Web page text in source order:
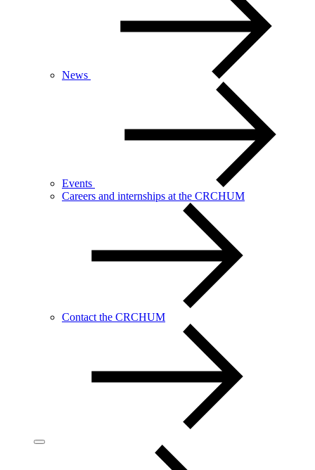
News
Events
Careers and internships at the CRCHUM
Contact the CRCHUM